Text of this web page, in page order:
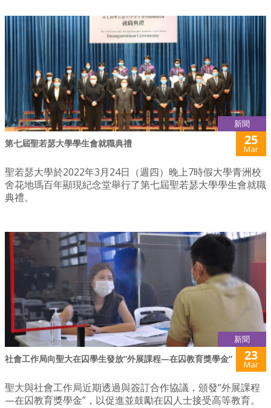
新聞
第七屆聖若瑟大學學生會就職典禮 25
Mar
聖若瑟大學於2022年3月24日（週四）晚上7時假大學青洲校
舍花地瑪百年顯現紀念堂舉行了第七屆聖若瑟大學學生會就職
典禮。
新聞
社會工作局向聖大在囚學生發放“外展課程—在囚教育獎學金” 23
Mar
聖大與社會工作局近期透過與簽訂合作協議，頒發“外展課程
—在囚教育獎學金”，以促進並鼓勵在囚人士接受高等教育。